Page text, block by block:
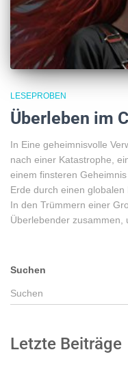
LESEPROBEN
Überleben im
In Eine geheimnisvolle
nach einer Katastrophe,
einem finsteren
Erde durch einen
In den Trümmern einer
Überlebender zusammen,
Suchen
Letzte Beiträge